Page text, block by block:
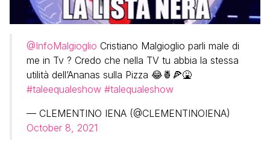
@InfoMalgioglio Cristiano Malgioglio parli male di
me in Tv ? Credo che nella TV tu abbia la stessa
utilità dell’Ananas sulla Pizza 😂🍍🍕🤮
#taleequaleshow #talequaleshow
— CLEMENTINO IENA (@CLEMENTINOIENA)
October 8, 2021